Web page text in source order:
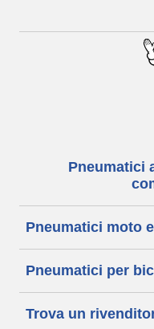
Pneumatici
Pneumatici moto
Pneumatici per
Trova un